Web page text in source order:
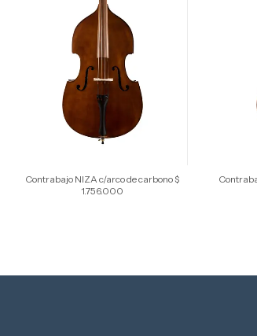
Contrabajo NIZA c/arco de carbono $
1.756.000